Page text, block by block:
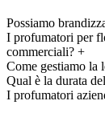
Possiamo
I profumatori per
commerciali? +
Come gestiamo la
Qual è la durata
I profumatori